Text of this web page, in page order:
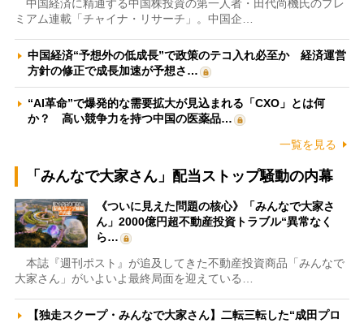
中国経済に精通する中国株投資の第一人者・田代尚機氏のプレ
ミアム連載「チャイナ・リサーチ」。中国企…
中国経済“予想外の低成長”で政策のテコ入れ必至か 経済運営
方針の修正で成長加速が予想さ…
“AI革命”で爆発的な需要拡大が見込まれる「CXO」とは何
か？ 高い競争力を持つ中国の医薬品…
一覧を見る
「みんなで大家さん」配当ストップ騒動の内幕
《ついに見えた問題の核心》「みんなで大家さ
ん」2000億円超不動産投資トラブル“異常なく
ら…
本誌『週刊ポスト』が追及してきた不動産投資商品「みんなで
大家さん」がいよいよ最終局面を迎えている…
【独走スクープ・みんなで大家さん】二転三転した“成田プロ